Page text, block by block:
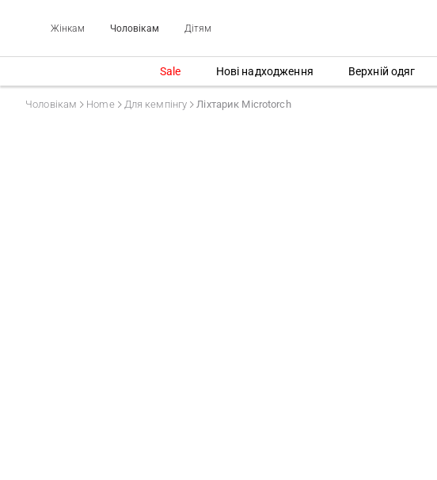
Жінкам Чоловікам Дітям
Sale Нові надходження Верхній одяг
Чоловікам Home Для кемпінгу Ліхтарик Microtorch